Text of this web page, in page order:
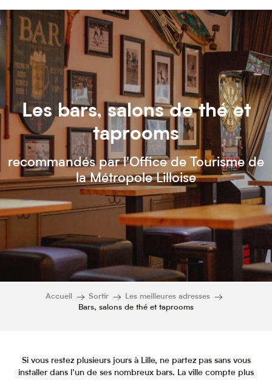
Les bars, salons de thé et
taprooms
recommandés par l'Office de Tourisme de
la Métropole Lilloise
Accueil Sortir
Les meilleures adresses
Bars, salons de thé et taprooms
Si vous restez plusieurs jours à Lille, ne partez pas sans vous
installer dans l’un de ses nombreux bars. La ville compte plus